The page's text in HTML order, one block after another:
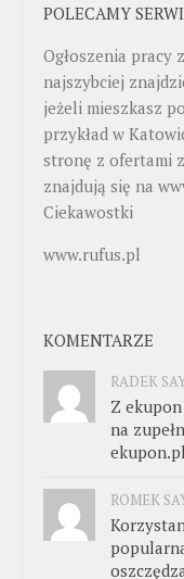
POLECAMY
Ogłoszenia pracy
najszybciej
jeżeli mieszkasz
przykład w
stronę z ofertami
znajdują się na
Ciekawostki
www.rufus.pl
KOMENTARZE
RADEK
Z
na
ROMEK